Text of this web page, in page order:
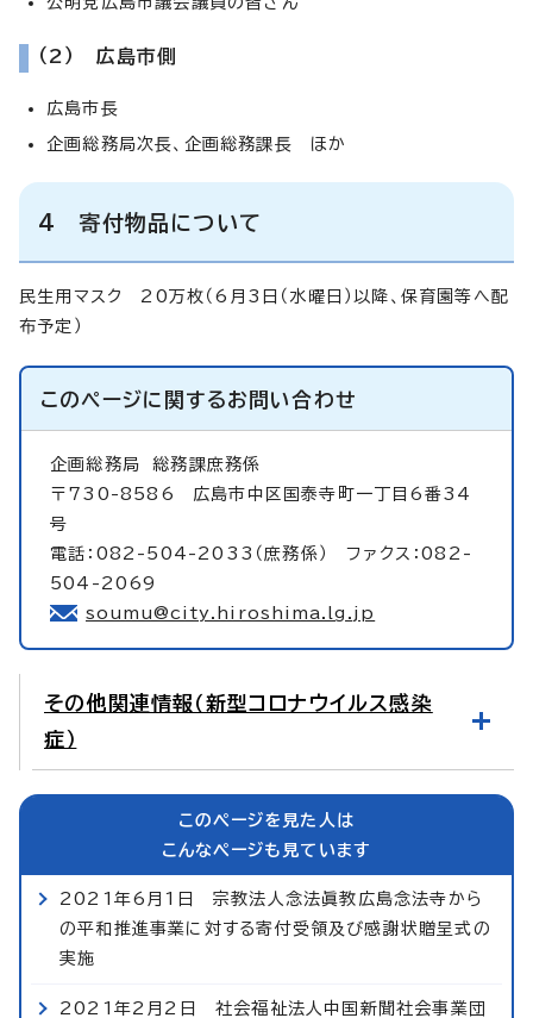
（2） 広島市側
広島市長
企画総務局次長、企画総務課長 ほか
4 寄付物品について
民生用マスク 20万枚（6月3日（水曜日）以降、保育園等へ配
布予定）
このページに関するお問い合わせ
企画総務局総務課庶務係
〒730-8586 広島市中区国泰寺町一丁目6番34
号
電話：082-504-2033（庶務係） ファクス：082-
504-2069
soumu@city.hiroshima.lg.jp
その他関連情報（新型コロナウイルス感染
症）
このページを見た人は
こんなページも見ています
2021年6月1日 宗教法人念法眞教広島念法寺から
の平和推進事業に対する寄付受領及び感謝状贈呈式の
実施
2021年2月2日 社会福祉法人中国新聞社会事業団